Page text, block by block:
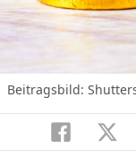
Beitragsbild: